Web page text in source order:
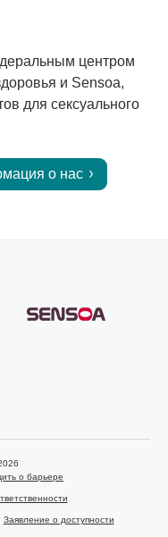
центром
и Sensoa,
для сексуального
о нас
о барьере
Заявление о доступности